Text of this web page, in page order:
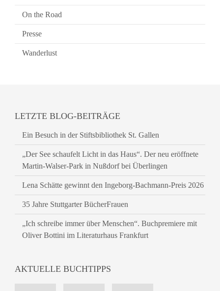
On the Road
Presse
Wanderlust
LETZTE BLOG-BEITRÄGE
Ein Besuch in der Stiftsbibliothek St. Gallen
„Der See schaufelt Licht in das Haus“. Der neu eröffnete
Martin-Walser-Park in Nußdorf bei Überlingen
Lena Schätte gewinnt den Ingeborg-Bachmann-Preis 2026
35 Jahre Stuttgarter BücherFrauen
„Ich schreibe immer über Menschen“. Buchpremiere mit
Oliver Bottini im Literaturhaus Frankfurt
AKTUELLE BUCHTIPPS